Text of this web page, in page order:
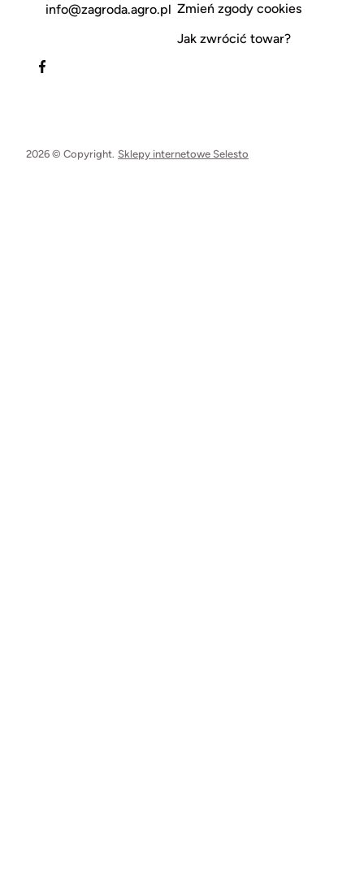
info@zagroda.agro.pl Zmień zgody cookies
Jak zwrócić towar?
2026 © Copyright. Sklepy internetowe Selesto